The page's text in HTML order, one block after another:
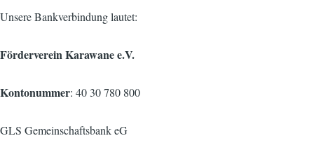
Unsere Bankverbindung lautet:
Förderverein Karawane e.V.
Kontonummer: 40 30 780 800
GLS Gemeinschaftsbank eG